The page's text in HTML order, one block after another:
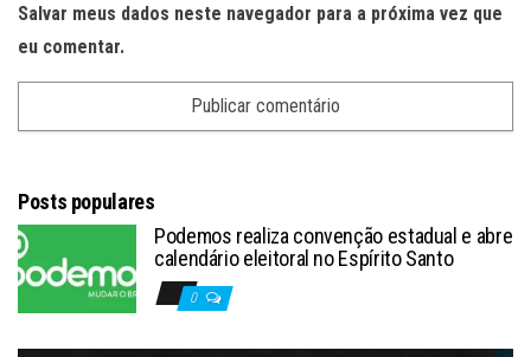
Salvar meus dados neste navegador para a próxima vez que
eu comentar.
Posts populares
Podemos realiza convenção estadual e abre
calendário eleitoral no Espírito Santo
0